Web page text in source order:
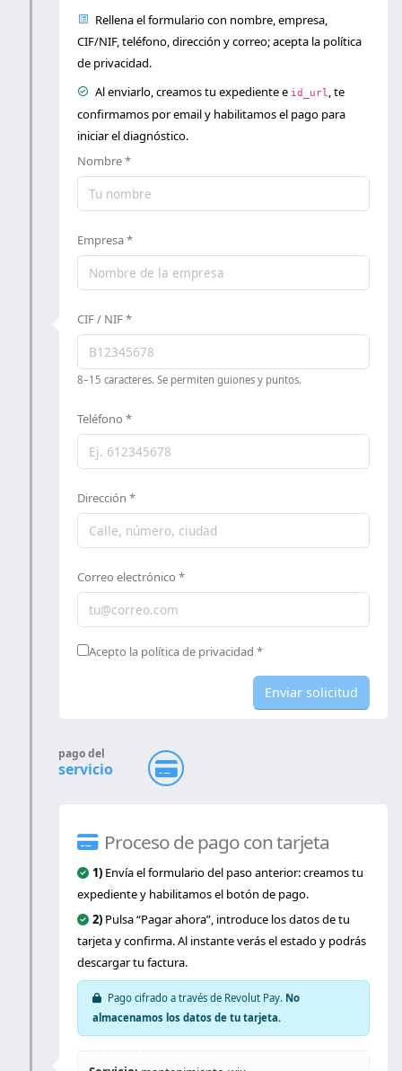
solicita el servicio
Rellena el formulario con nombre, empresa,
CIF/NIF, teléfono, dirección y correo; acepta la política
Al enviarlo, creamos tu expediente e id_url, te
confirmamos por email y habilitamos el pago para
iniciar el diagnóstico.
Nombre *
Empresa *
CIF / NIF *
Teléfono *
Dirección *
Correo electrónico *
Enviar solicitud
pago del
Proceso de pago con tarjeta
1)Envía el formulario del paso anterior: creamos tu
expediente y habilitamos el botón de pago.
2)Pulsa “Pagar ahora”, introduce los datos de tu
tarjeta y confirma. Al instante verás el estado y podrás
descargar tu factura.
Pago cifrado a través de Revolut Pay.
almacenamos los datos de tu tarjeta.